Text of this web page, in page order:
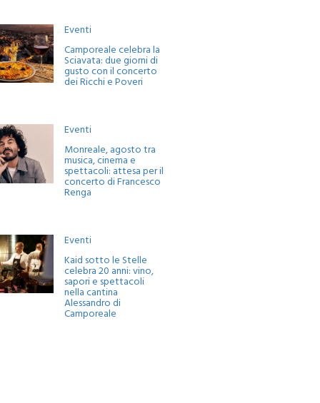
Eventi
Camporeale celebra la
Sciavata: due giorni di
gusto con il concerto
dei Ricchi e Poveri
Eventi
Monreale, agosto tra
musica, cinema e
spettacoli: attesa per il
concerto di Francesco
Renga
Eventi
Kaid sotto le Stelle
celebra 20 anni: vino,
sapori e spettacoli
nella cantina
Alessandro di
Camporeale